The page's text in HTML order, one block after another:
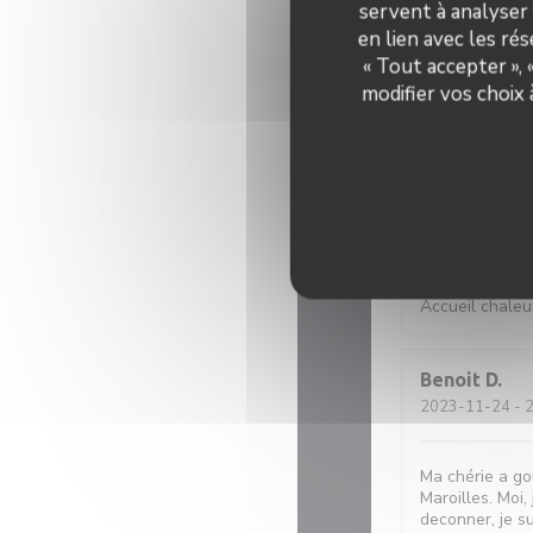
servent à
en lien avec les
« Tout accepter
modifier vos
Equipe
Accueil
Benoit D
2023-11-24 -
Ma chérie a
Maroilles.
deconner, je